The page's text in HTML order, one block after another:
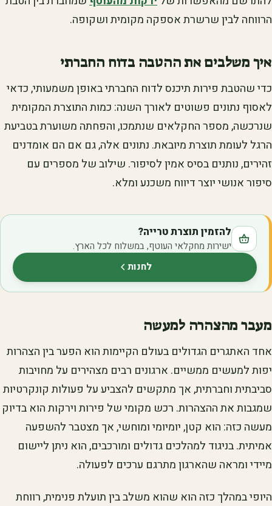
הרווחה לבין שרשרת אספקה מקומית ושקופה.
איך משלבים את ההטבה בדוח החברתי
כדי שהטבת פירות תיכנס לדוח החברתי באופן משמעותי, כדאי
לאסוף נתונים פשוטים לאורך השנה: כמות התוצרת המקומית
שנרכשה, מספר החקלאים שנתמכו, והפחתה משוערת בטביעת
הרגל לעומת תוצרת מיובאת. נתונים אלה, גם אם הם אומדנים
זהירים, נותנים בסיס אמין לסיפור. שילוב של מספרים עם
סיפור אנושי יוצר דיווח משכנע ומלא.
להזמין תוצרת טרייה?
ישירות מחקלאי העוטף, במשלוח לכל הארץ.
לחנות(נפתח בלשונית חדשה)
מעבר מהצהרה למעשה
אחד האתגרים הגדולים בעולם הקיימות הוא הפער בין הצהרות
יפות למעשים ממשיים. ארגונים רבים מצהירים על מחויבות
סביבתית וחברתית, אך מתקשים להצביע על פעולות קונקרטיות
שמגבות את ההצהרות. רכש מקומי של פירות וירקות הוא בדיוק
מעשה כזה: הוא קטן, יומיומי ומוחשי, אך מצטבר להשפעה
אמיתית. בניגוד למהלכים גדולים ומורכבים, הוא ניתן ליישום
מיידי ומראה שהארגון מתרגם ערכים לפעולה.
היופי במהלך כזה הוא שהוא משלב בין תועלת פנימית, רווחת